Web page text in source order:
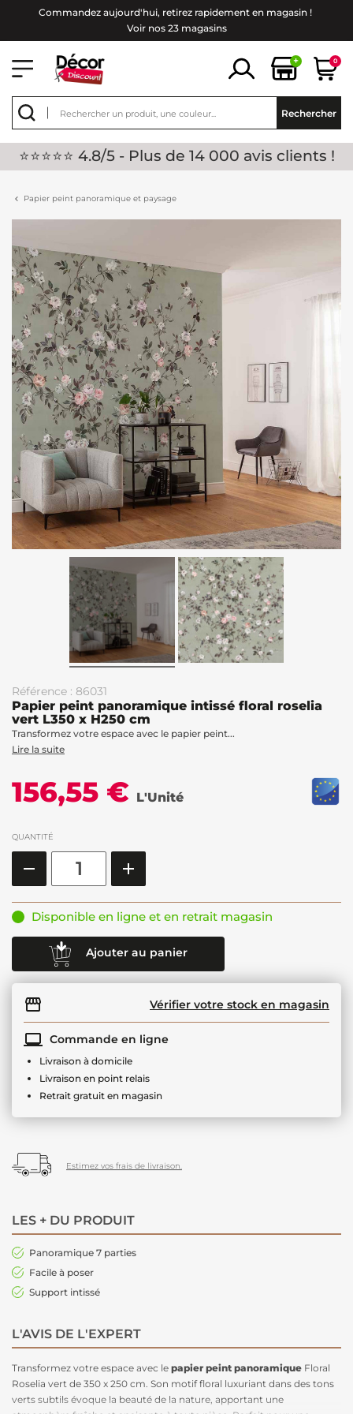
Commandez aujourd'hui, retirez rapidement en magasin !
Voir nos 23 magasins
+ 0
Rechercher
⭐⭐⭐⭐⭐ 4.8/5 - Plus de 14 000 avis clients !
Papier peint panoramique et paysage
Référence : 86031
Papier peint panoramique intissé floral roselia
vert L350 x H250 cm
Transformez votre espace avec le papier peint...
Lire la suite
156,55 € L'Unité
QUANTITÉ
Disponible en ligne et en retrait magasin
Ajouter au panier
Vérifier votre stock en magasin
Commande en ligne
Livraison à domicile
Livraison en point relais
Retrait gratuit en magasin
Estimez vos frais de livraison.
LES + DU PRODUIT
Panoramique 7 parties
Facile à poser
Support intissé
L'AVIS DE L'EXPERT
Transformez votre espace avec le papier peint panoramique Floral
Roselia vert de 350 x 250 cm. Son motif floral luxuriant dans des tons
verts subtils évoque la beauté de la nature, apportant une